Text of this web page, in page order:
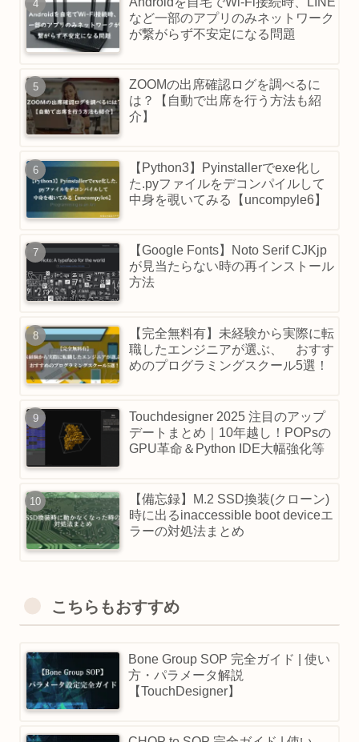
など一部のアプリのみネットワーク
が繋がらず不安定になる問題
ZOOMの出席確認ログを調べるに
は？【自動で出席を行う方法も紹
介】
【Python3】Pyinstallerでexe化し
た.pyファイルをデコンパイルして
中身を覗いてみる【uncompyle6】
【Google Fonts】Noto Serif CJKjp
が見当たらない時の再インストール
方法
【完全無料有】未経験から実際に転
職したエンジニアが選ぶ、 おすす
めのプログラミングスクール5選！
Touchdesigner 2025 注目のアップ
デートまとめ｜10年越し！POPsの
GPU革命＆Python IDE大幅強化等
【備忘録】M.2 SSD換装(クローン)
時に出るinaccessible boot deviceエ
ラーの対処法まとめ
こちらもおすすめ
Bone Group SOP 完全ガイド | 使い
方・パラメータ解説
【TouchDesigner】